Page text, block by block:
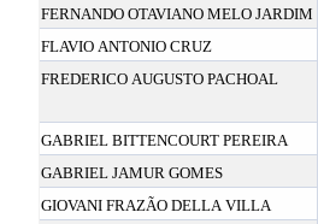
FERNANDO OTAVIANO MELO JARDIM
FLAVIO ANTONIO CRUZ
FREDERICO AUGUSTO PACHOAL
GABRIEL BITTENCOURT PEREIRA
GABRIEL JAMUR GOMES
GIOVANI FRAZÃO DELLA VILLA